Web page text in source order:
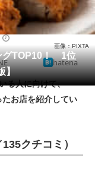
グTOP10！ 1位
】
画像：PIXTA
hatena
る人に向けて、
お店を紹介してい
クチコミ）